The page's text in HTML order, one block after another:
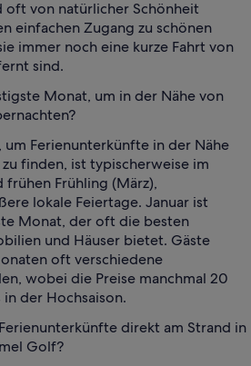
oft von natürlicher Schönheit
einfachen Zugang zu schönen
immer noch eine kurze Fahrt von
sind.
Monat, um in der Nähe von
Ferienunterkünfte in der Nähe
finden, ist typischerweise im
frühen Frühling (März),
lokale Feiertage. Januar ist
Monat, der oft die besten
und Häuser bietet. Gäste
oft verschiedene
wobei die Preise manchmal 20
der Hochsaison.
direkt am Strand in
Golf?